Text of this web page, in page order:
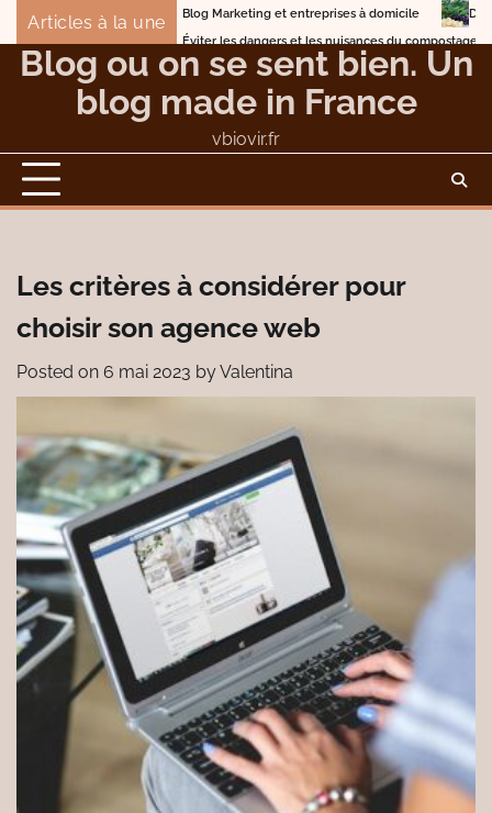
Skip
content
Articles à la une
Blog Marketing et entreprises à domicile
Detox Body en 7 jours
Éviter les dangers et les nuisances du compostage
Blog ou on se sent bien. Un
blog made in France
vbiovir.fr
Les critères à considérer pour
choisir son agence web
Posted on 6 mai 2023 byValentina